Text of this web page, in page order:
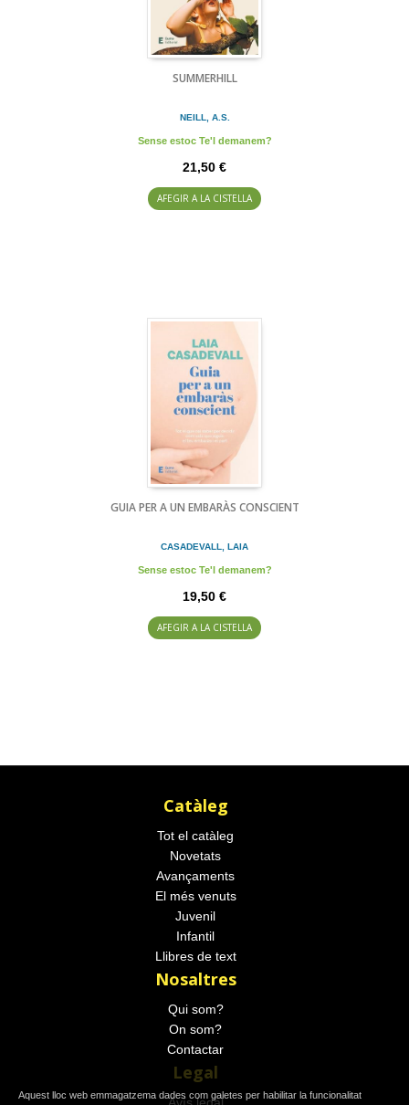
SUMMERHILL
NEILL, A.S.
Sense estoc Te'l demanem?
21,50 €
AFEGIR A LA CISTELLA
GUIA PER A UN EMBARÀS CONSCIENT
CASADEVALL, LAIA
Sense estoc Te'l demanem?
19,50 €
AFEGIR A LA CISTELLA
Catàleg
Tot el catàleg
Novetats
Avançaments
El més venuts
Juvenil
Infantil
Llibres de text
Nosaltres
Qui som?
On som?
Contactar
Legal
Avís legal
Aquest lloc web emmagatzema dades com galetes per habilitar la funcionalitat